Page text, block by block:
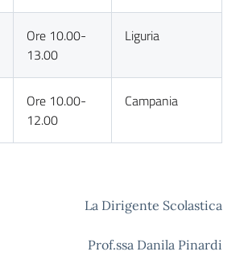
Ore 10.00-
13.00
Liguria
Ore 10.00-
12.00
Campania
La Dirigente Scolastica
Prof.ssa Danila Pinardi